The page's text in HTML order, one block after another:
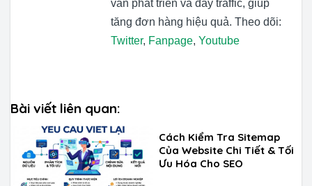
vấn phát triển và đẩy traffic, giúp
tăng đơn hàng hiệu quả. Theo dõi:
Twitter, Fanpage, Youtube
Bài viết liên quan:
Cách Kiểm Tra Sitemap
Của Website Chi Tiết & Tối
Ưu Hóa Cho SEO